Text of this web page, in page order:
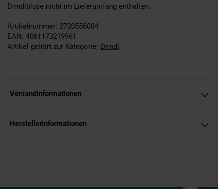
Dirndlbluse nicht im Lieferumfang enthalten.
Artikelnummer: 2720556004
EAN: 4061173219961
Artikel gehört zur Kategorie: Dirndl
Versandinformationen
Herstellerinformationen